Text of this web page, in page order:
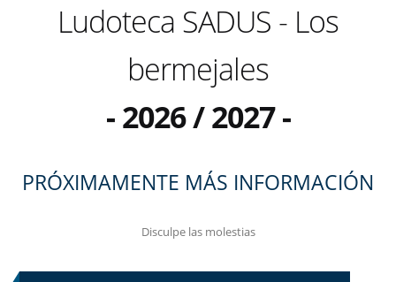
Ludoteca SADUS - Los
bermejales
- 2026 / 2027 -
PRÓXIMAMENTE MÁS INFORMACIÓN
Disculpe las molestias